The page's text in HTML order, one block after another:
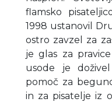
flamsko
1998 ustanovil
ostro zavzel za
je glas za
usode je
pomoč za
in za pisatelje iz